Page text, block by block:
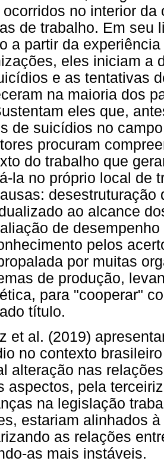
ocorridos no interior
de trabalho. Em seu
a partir da
eles iniciam a
e as tentativas
na maioria dos
eles que,
de suicídios no
procuram
do trabalho que
la no próprio local de
ao alcance
de
pelos
por muitas
de produção,
para "cooperar"
título.
et al. (2019)
no contexto
alteração nas
aspectos, pela
na legislação
estariam alinhados
as relações
as mais instáveis.